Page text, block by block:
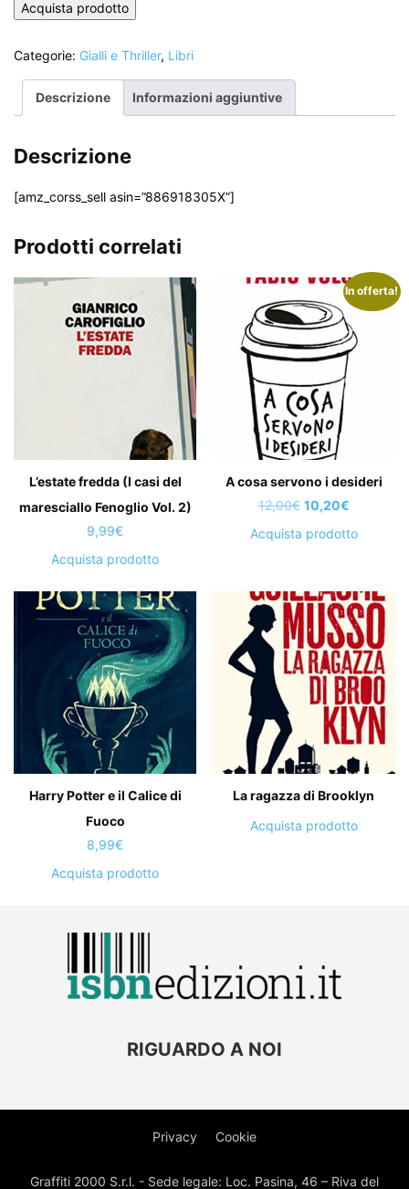
Acquista prodotto
Categorie: Gialli e Thriller, Libri
Descrizione Informazioni aggiuntive
Descrizione
[amz_corss_sell asin=”886918305X”]
Prodotti correlati
L’estate fredda (I casi del
maresciallo Fenoglio Vol. 2)
9,99€
Acquista prodotto
In offerta!
A cosa servono i desideri
12,00€ Il
prezzo
12,00€.
10,20€Il
prezzo
10,20€.
Acquista prodotto
Harry Potter e il Calice di
Fuoco
8,99€
Acquista prodotto
La ragazza di Brooklyn
Acquista prodotto
RIGUARDO A NOI
Privacy Cookie
Graffiti 2000 S.r.l. - Sede legale: Loc. Pasina, 46 – Riva del